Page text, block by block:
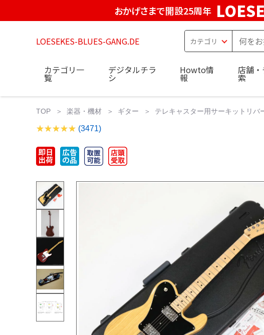
おかげさまで開設25周年
LOESEKES-BLUES-GANG.DE
カテゴリ一
覧
デジタルチラ
シ
Howto情
報
店舗
索
TOP 楽器・機材 ギター テレキャスター用サーキットリ
(3471)